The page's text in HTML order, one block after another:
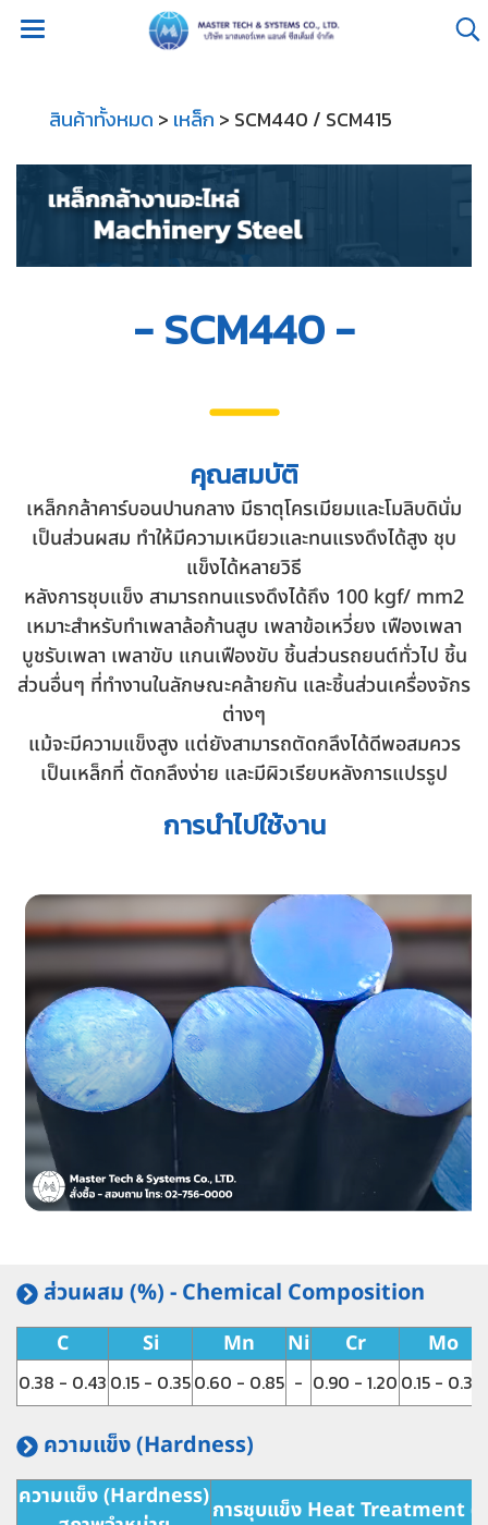
สินค้าทั้งหมด > เหล็ก > SCM440 / SCM415
- SCM440 -
คุณสมบัติ
เหล็กกล้าคาร์บอนปานกลาง มีธาตุโครเมียมและโมลิบดินั่ม
เป็นส่วนผสม ทำให้มีความเหนียวและทนแรงดึงได้สูง ชุบ
แข็งได้หลายวิธี
หลังการชุบแข็ง สามารถทนแรงดึงได้ถึง 100 kgf/ mm2
เหมาะสำหรับทำเพลาล้อก้านสูบ เพลาข้อเหวี่ยง เฟืองเพลา
บูชรับเพลา เพลาขับ แกนเฟืองขับ ชิ้นส่วนรถยนต์ทั่วไป ชิ้น
ส่วนอื่นๆ ที่ทำงานในลักษณะคล้ายกัน และชิ้นส่วนเครื่องจักร
ต่างๆ
แม้จะมีความแข็งสูง แต่ยังสามารถตัดกลึงได้ดีพอสมควร
เป็นเหล็กที่ ตัดกลึงง่าย และมีผิวเรียบหลังการแปรรูป
การนำไปใช้งาน
ส่วนผสม (%) - Chemical Composition
C Si Mn Ni Cr Mo
0.38 - 0.43 0.15 - 0.350.60 - 0.85 - 0.90 - 1.20 0.15 - 0.30
ความแข็ง (Hardness)
ความแข็ง (Hardness)การชุบแข็ง Heat Treatment